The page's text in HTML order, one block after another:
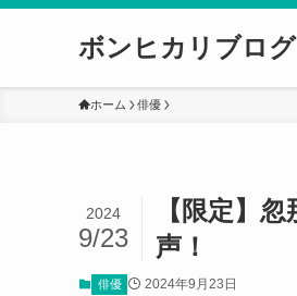
ボンヒカリブログ
ホーム 俳優
【限定】
声！
2024
9/23
俳優 2024年9月23日